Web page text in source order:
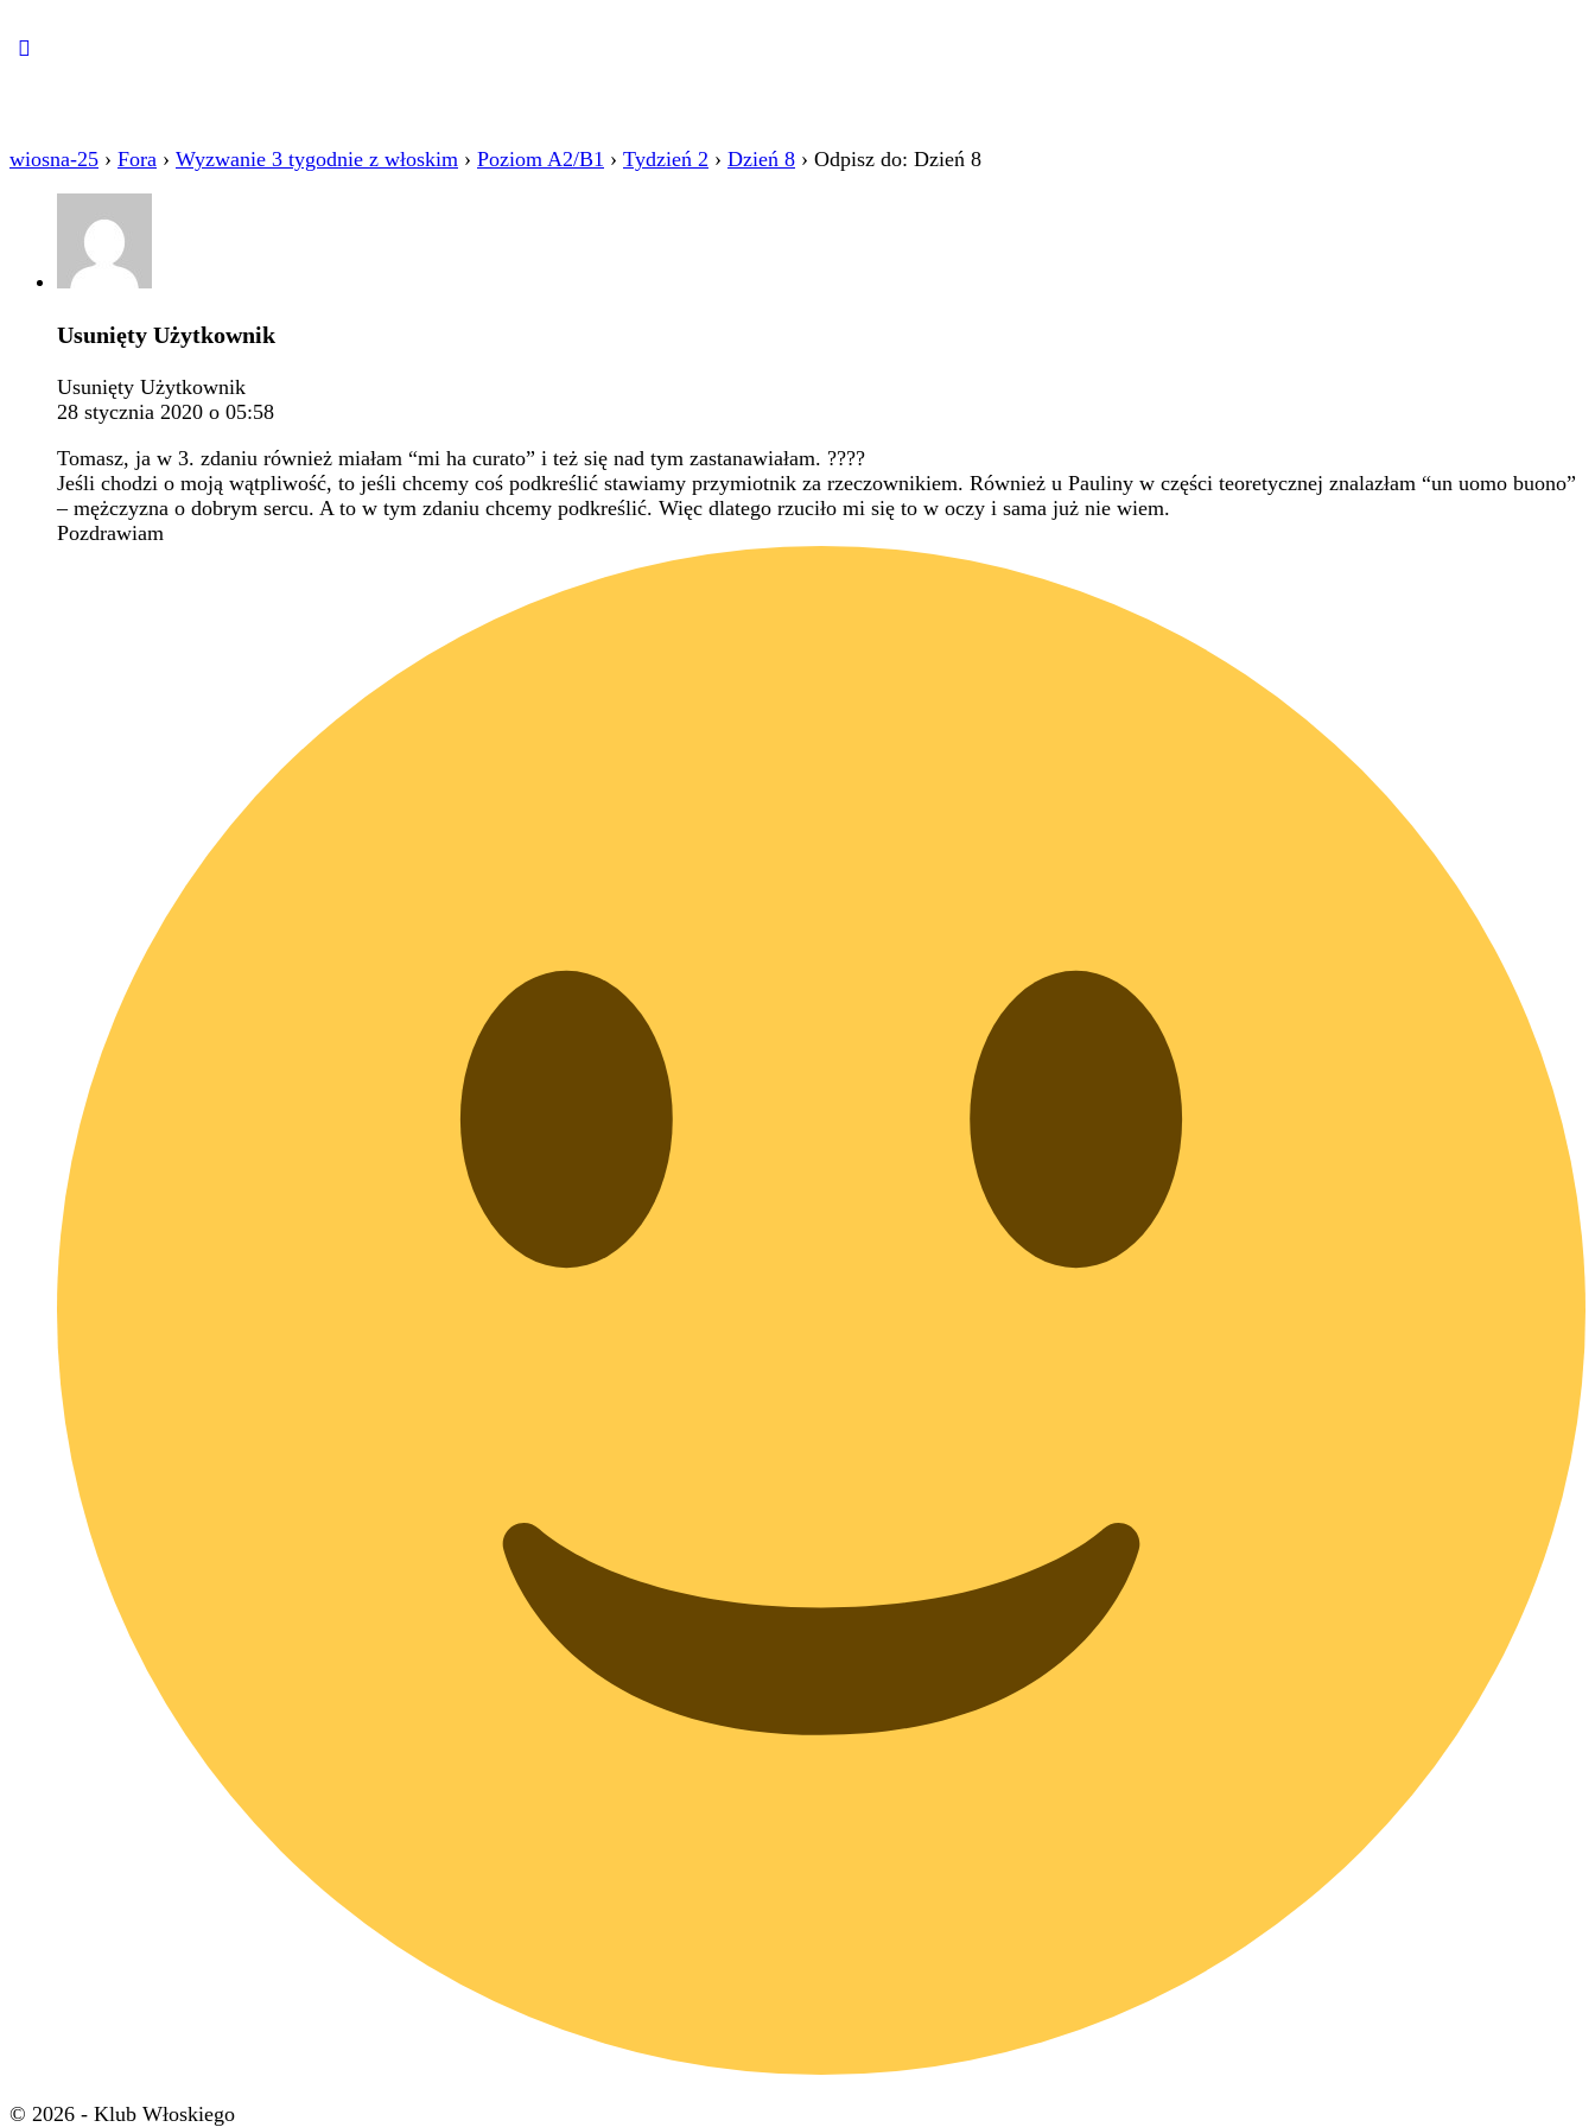
wiosna-25 › Fora › Wyzwanie 3 tygodnie z włoskim › Poziom A2/B1 › Tydzień 2 › Dzień 8 › Odpisz do: Dzień 8
Usunięty Użytkownik
Usunięty Użytkownik
28 stycznia 2020 o 05:58
Tomasz, ja w 3. zdaniu również miałam “mi ha curato” i też się nad tym zastanawiałam. ????
Jeśli chodzi o moją wątpliwość, to jeśli chcemy coś podkreślić stawiamy przymiotnik za rzeczownikiem. Również u Pauliny w części teoretycznej znalazłam “un uomo buono”
– mężczyzna o dobrym sercu. A to w tym zdaniu chcemy podkreślić. Więc dlatego rzuciło mi się to w oczy i sama już nie wiem.
Pozdrawiam
© 2026 - Klub Włoskiego